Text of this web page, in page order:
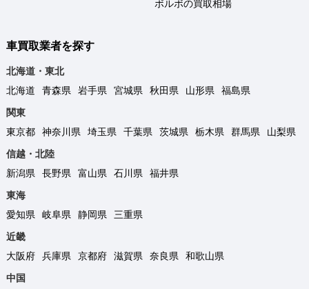
ボルボの買取相場
車買取業者を探す
北海道・東北
北海道
青森県 岩手県 宮城県 秋田県 山形県
福島県
関東
東京都
神奈川県 埼玉県 千葉県 茨城県 栃木県 群馬県
山梨県
信越・北陸
新潟県
長野県 富山県 石川県
福井県
東海
愛知県
岐阜県 静岡県
三重県
近畿
大阪府
兵庫県 京都府 滋賀県 奈良県
和歌山県
中国